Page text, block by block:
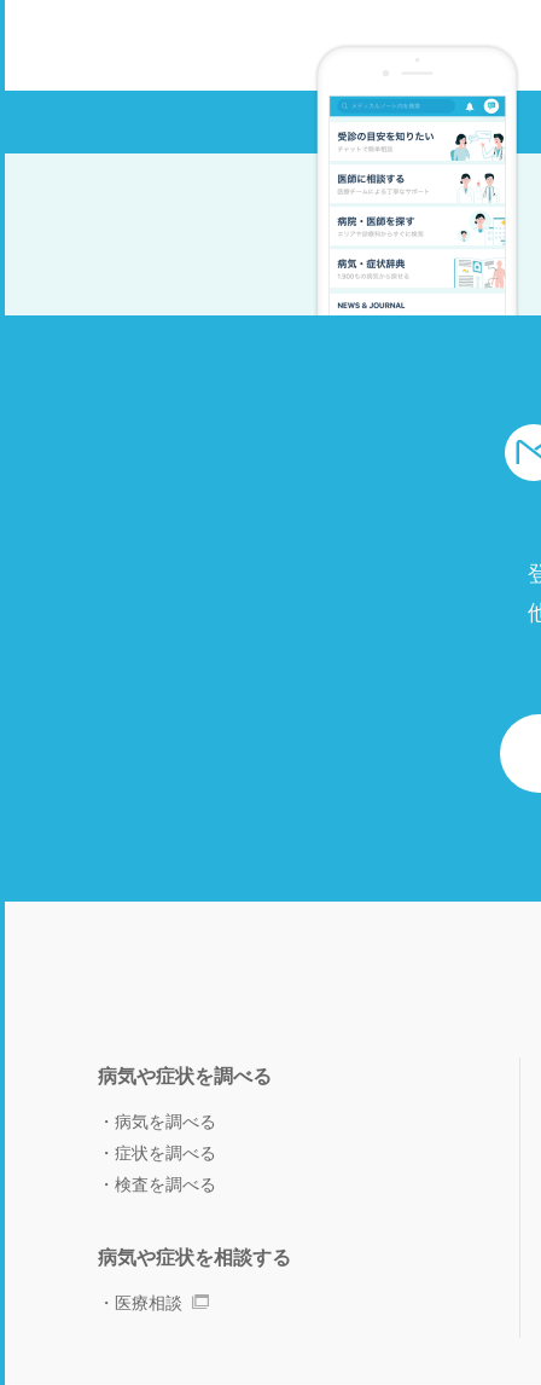
病気や症状を調べる
病気を調べる
症状を調べる
検査を調べる
病気や症状を相談する
医療相談